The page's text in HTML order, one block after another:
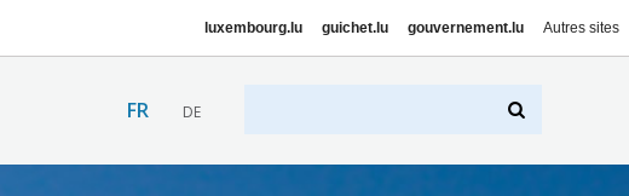
luxembourg.lu guichet.lu gouvernement.lu Autres sites
FR DE